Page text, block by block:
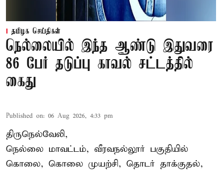
தமிழக செய்திகள்
நெல்லையில் இந்த ஆண்டு இதுவரை
86 பேர் தடுப்பு காவல் சட்டத்தில்
கைது
Published on: 06 Aug 2026, 4:33 pm
திருநெல்வேலி,
நெல்லை மாவட்டம், வீரவநல்லூர் பகுதியில்
கொலை, கொலை முயற்சி, தொடர் தாக்குதல்,